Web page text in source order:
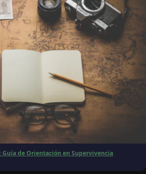
Guía de Orientación en Supervivencia